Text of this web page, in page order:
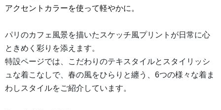
アクセントカラーを使って軽やかに。
パリのカフェ風景を描いたスケッチ風プリントが日常に心
ときめく彩りを添えます。
特設ページでは、こだわりのテキスタイルとスタイリッシ
ュな着こなしで、春の風をひらりと纏う、6つの様々な着ま
わしスタイルをご紹介しています。